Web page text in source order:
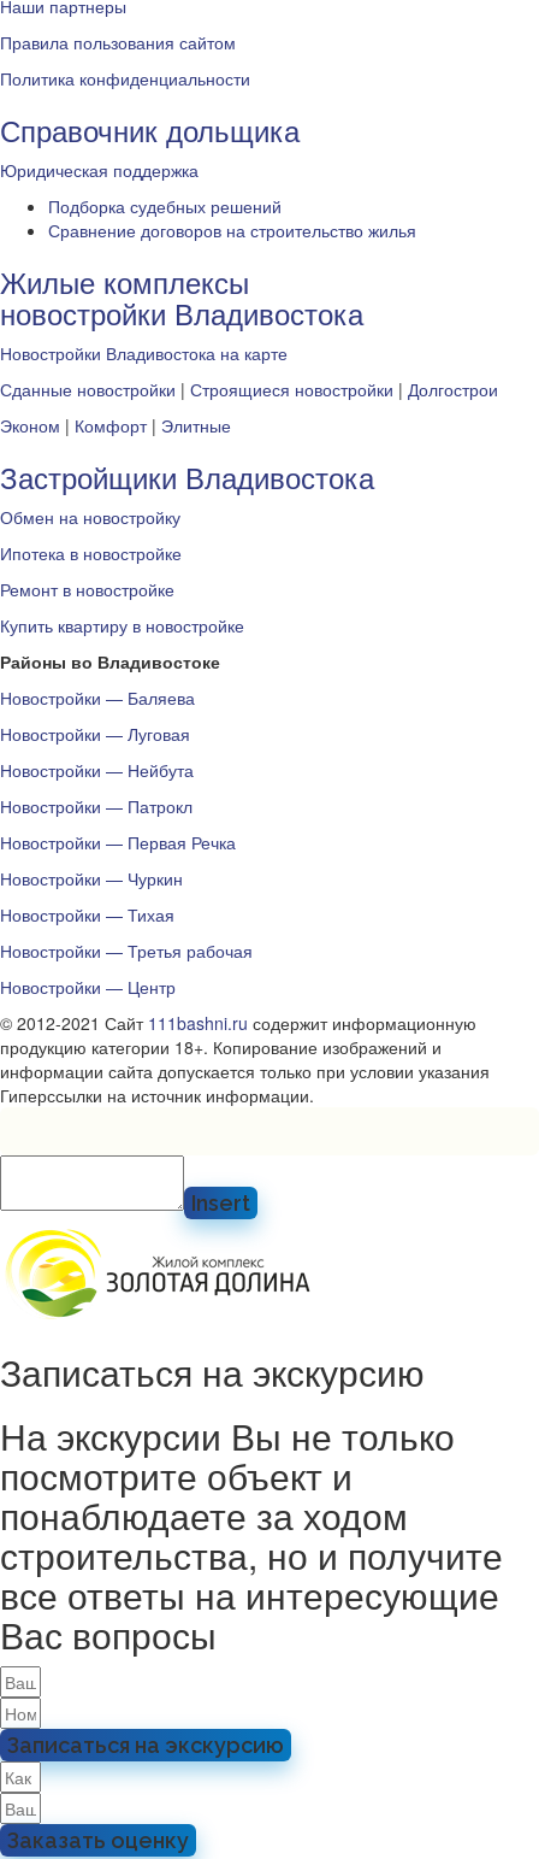
Наши партнеры
Правила пользования сайтом
Политика конфиденциальности
Справочник дольщика
Юридическая поддержка
Подборка судебных решений
Сравнение договоров на строительство жилья
Жилые комплексы
новостройки Владивостока
Новостройки Владивостока на карте
Сданные новостройки | Строящиеся новостройки | Долгострои
Эконом | Комфорт| Элитные
Застройщики Владивостока
Обмен на новостройку
Ипотека в новостройке
Ремонт в новостройке
Купить квартиру в новостройке
Районы во Владивостоке
Новостройки — Баляева
Новостройки — Луговая
Новостройки — Нейбута
Новостройки — Патрокл
Новостройки — Первая Речка
Новостройки — Чуркин
Новостройки — Тихая
Новостройки — Третья рабочая
Новостройки — Центр
© 2012-2021 Сайт 111bashni.ru содержит информационную
продукцию категории 18+. Копирование изображений и
информации сайта допускается только при условии указания
Гиперссылки на источник информации.
Insert
Записаться на экскурсию
На экскурсии Вы не только
посмотрите объект и
понаблюдаете за ходом
строительства, но и получите
все ответы на интересующие
Вас вопросы
Записаться на экскурсию
Заказать оценку